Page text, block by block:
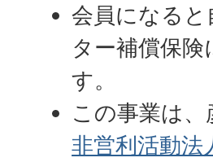
会員になる
ター補償保
す。
この事業は
非営利活動法